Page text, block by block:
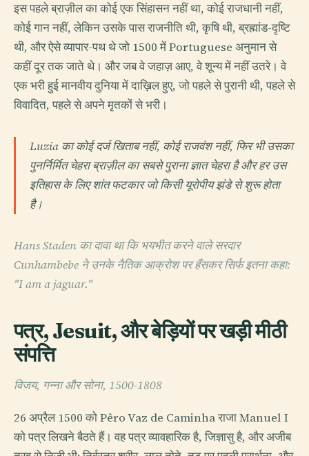
इस पहले ब्राज़ील का कोई एक सिंहासन नहीं था, कोई राजधानी नहीं,
कोई गान नहीं, लेकिन उसके पास राजनीति थी, कृषि थी, ब्रह्मांड-दृष्टि
थी, और ऐसे व्यापार-पथ थे जो 1500 में Portuguese अनुमान से
कहीं दूर तक जाते थे। और जब वे जहाज़ आए, वे शून्य में नहीं उतरे। वे
एक भरी हुई मानवीय दुनिया में दाख़िल हुए, जो पहले से पुरानी थी, पहले से
विवादित, पहले से अपने मृतकों से भरी।
Luzia का कोई दर्ज खिताब नहीं, कोई राजवंश नहीं, फिर भी उसका
पुनर्निर्मित चेहरा ब्राज़ील का सबसे पुराना ज्ञात चेहरा है और हर उस
इतिहास के लिए शांत फटकार जो किसी यूरोपीय झंडे से शुरू होता
है।
Hans Staden का दावा था कि भयभीत करने वाले सरदार
Cunhambebe ने उनके नैतिक आक्रोश पर हँसकर सिर्फ इतना कहा:
"I am a jaguar."
पत्र, Jesuit, और बेड़ियों पर खड़ी मीठी
संपत्ति
विजय, गन्ना और सोना, 1500-1808
26 अप्रैल 1500 को Pêro Vaz de Caminha राजा Manuel I
को पत्र लिखने बैठते हैं। वह पत्र व्यावहारिक है, जिज्ञासु है, और अजीब